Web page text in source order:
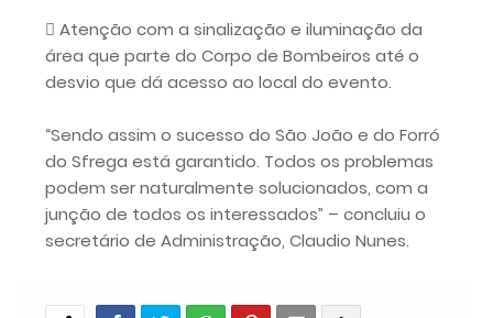
 Atenção com a sinalização e iluminação da
área que parte do Corpo de Bombeiros até o
desvio que dá acesso ao local do evento.
“Sendo assim o sucesso do São João e do Forró
do Sfrega está garantido. Todos os problemas
podem ser naturalmente solucionados, com a
junção de todos os interessados” – concluiu o
secretário de Administração, Claudio Nunes.